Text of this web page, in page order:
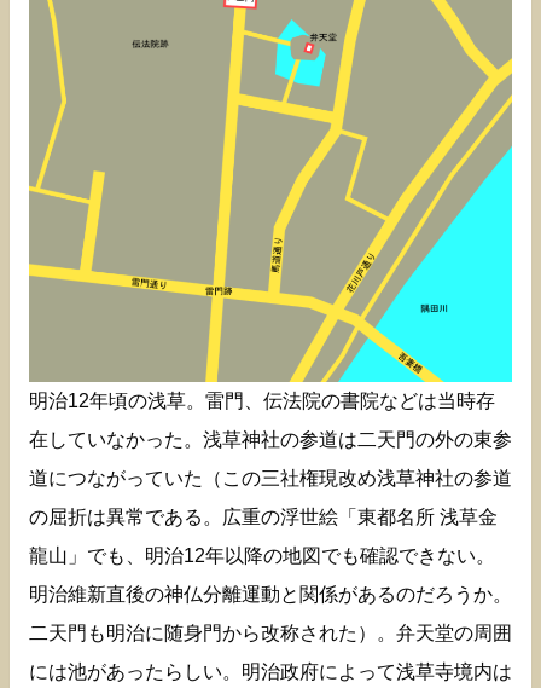
明治12年頃の浅草。雷門、伝法院の書院などは当時存
在していなかった。浅草神社の参道は二天門の外の東参
道につながっていた（この三社権現改め浅草神社の参道
の屈折は異常である。広重の浮世絵「東都名所 浅草金
龍山」でも、明治12年以降の地図でも確認できない。
明治維新直後の神仏分離運動と関係があるのだろうか。
二天門も明治に随身門から改称された）。弁天堂の周囲
には池があったらしい。明治政府によって浅草寺境内は